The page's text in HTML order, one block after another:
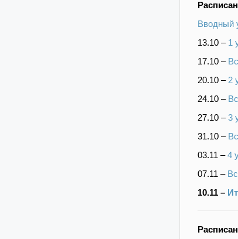
Вводный
13.10 – 1
17.10 –
20.10 – 2
24.10 –
27.10 –3
31.10 –
03.11 –4
07.11 –
10.11 –